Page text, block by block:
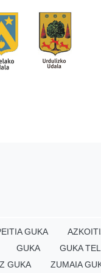
GUKA
GUKA GUKA
GUKA ZUMAIA